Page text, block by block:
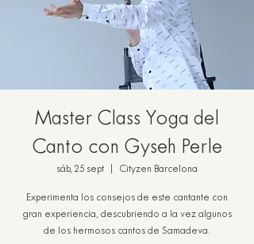
Master Class Yoga del
Canto con Gyseh Perle
sáb, 25 sept Cityzen Barcelona
Experimenta los consejos de este cantante con
gran experiencia, descubriendo a la vez algunos
de los hermosos cantos de Samadeva.